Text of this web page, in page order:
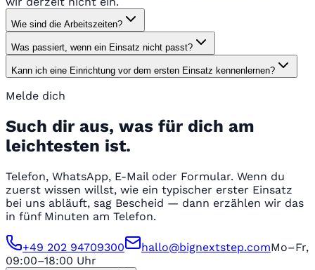
Wie sind die Arbeitszeiten?
Was passiert, wenn ein Einsatz nicht passt?
Kann ich eine Einrichtung vor dem ersten Einsatz kennenlernen?
Melde dich
Such dir aus, was für dich am
leichtesten ist.
Telefon, WhatsApp, E-Mail oder Formular. Wenn du
zuerst wissen willst, wie ein typischer erster Einsatz
bei uns abläuft, sag Bescheid — dann erzählen wir das
in fünf Minuten am Telefon.
+49 202 94709300 hallo@bignextstep.comMo–Fr,
09:00–18:00 Uhr